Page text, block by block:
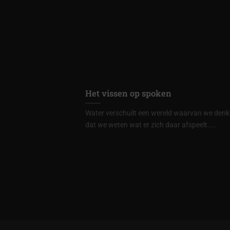
Het vissen op spoken
Water verschuilt een wereld waarvan we
dat we weten wat er zich daar afspeelt....